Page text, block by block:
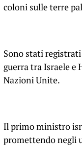
coloni sulle terre
Sono stati
guerra tra Israele e
Nazioni Unite.
Il primo ministro
promettendo negli